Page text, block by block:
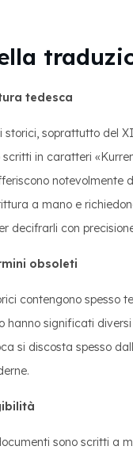
tedesca
storici, soprattutto del
scritti in caratteri
notevolmente
a mano e
decifrarli con
obsoleti
contengono spesso
hanno significati
si discosta spesso
sono scritti a